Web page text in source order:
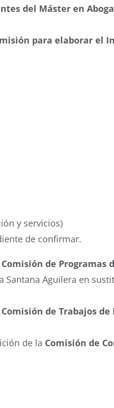
del Máster en
para elaborar el
y servicios)
de confirmar.
Comisión de Programas
Aguilera en
Comisión de Trabajos de
de la Comisión de